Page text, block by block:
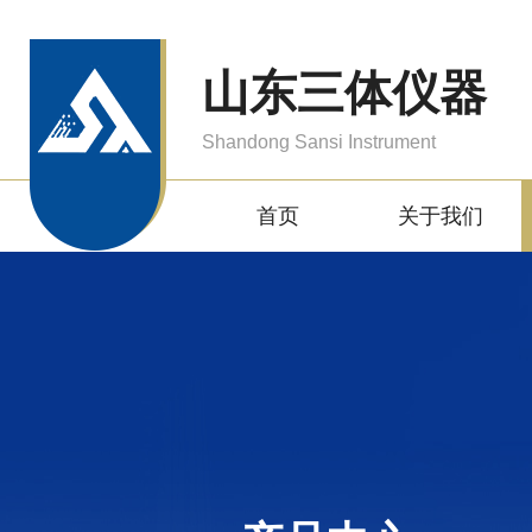
山东三体仪器
Shandong Sansi Instrument
首页 关于我们